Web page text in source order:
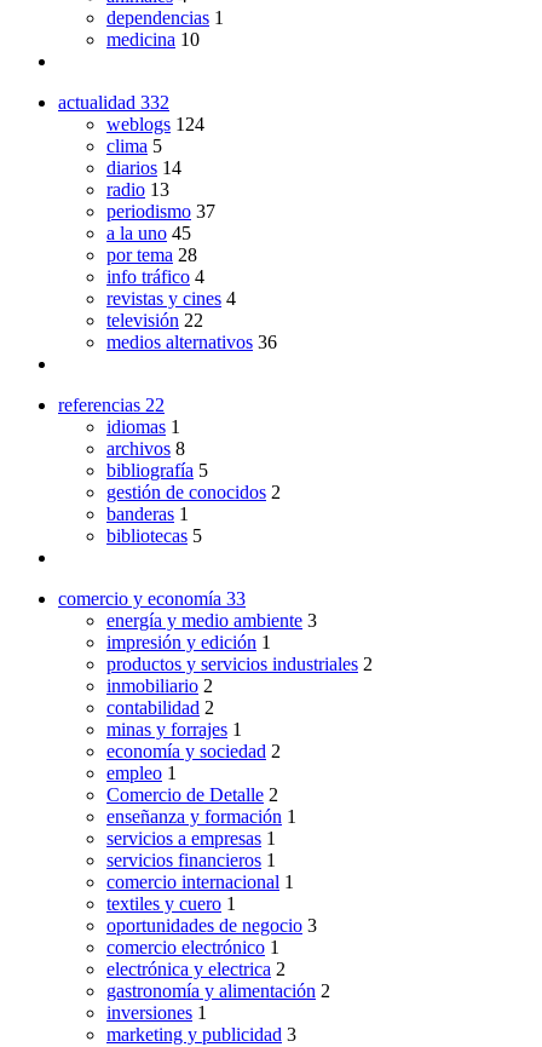
dependencias 1
medicina 10
actualidad 332
weblogs 124
clima 5
diarios 14
radio 13
periodismo 37
a la uno 45
por tema 28
info tráfico 4
revistas y cines 4
televisión 22
medios alternativos 36
referencias 22
idiomas 1
archivos 8
bibliografía 5
gestión de conocidos 2
banderas 1
bibliotecas 5
comercio y economía 33
energía y medio ambiente 3
impresión y edición 1
productos y servicios industriales 2
inmobiliario 2
contabilidad 2
minas y forrajes 1
economía y sociedad 2
empleo 1
Comercio de Detalle 2
enseñanza y formación 1
servicios a empresas 1
servicios financieros 1
comercio internacional 1
textiles y cuero 1
oportunidades de negocio 3
comercio electrónico 1
electrónica y electrica 2
gastronomía y alimentación 2
inversiones 1
marketing y publicidad 3